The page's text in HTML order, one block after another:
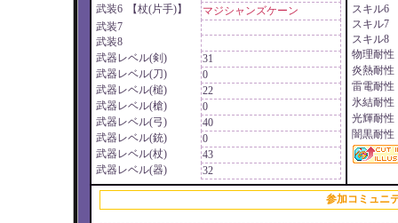
武装6
【杖(片手)】
マジシャンズケーン
武装7
武装8
武器レベル(剣)
31
武器レベル(刀)
0
武器レベル(槌)
22
武器レベル(槍)
0
武器レベル(弓)
40
武器レベル(銃)
0
武器レベル(杖)
43
武器レベル(器)
32
スキル6
スキル7
スキル8
物理耐性
炎熱耐性
雷電耐性
氷結耐性
光輝耐性
闇黒耐性
参加コミュニ